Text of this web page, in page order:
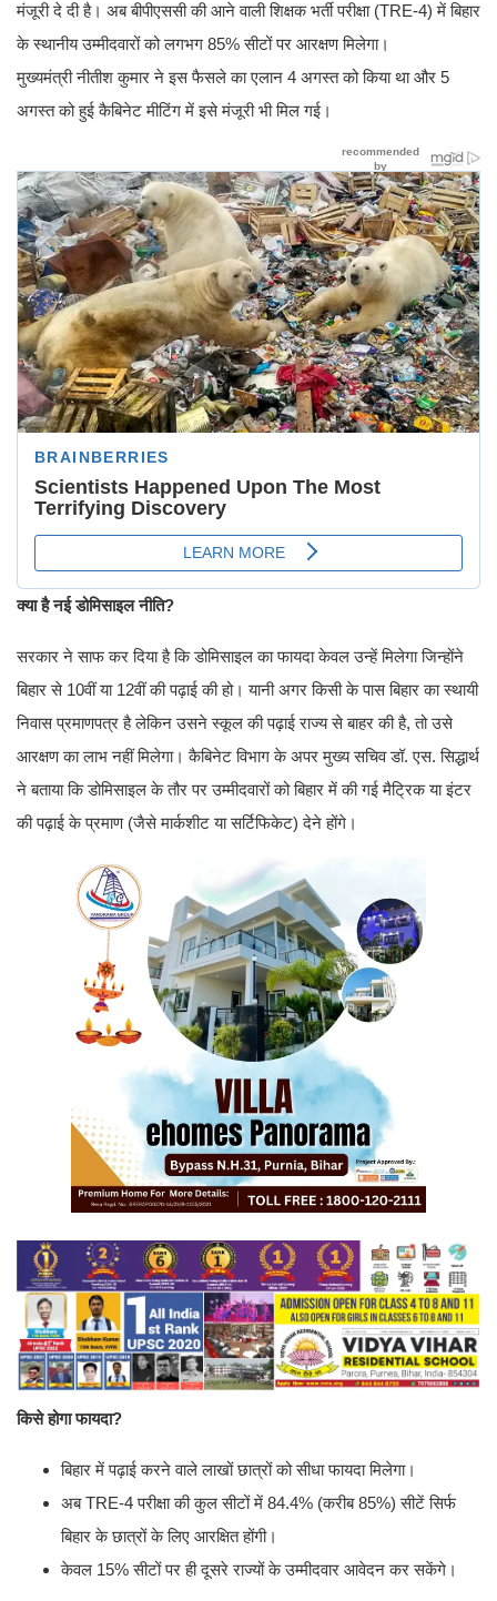
मंजूरी दे दी है। अब बीपीएससी की आने वाली शिक्षक भर्ती परीक्षा (TRE-4) में बिहार
के स्थानीय उम्मीदवारों को लगभग 85% सीटों पर आरक्षण मिलेगा।
मुख्यमंत्री नीतीश कुमार ने इस फैसले का एलान 4 अगस्त को किया था और 5
अगस्त को हुई कैबिनेट मीटिंग में इसे मंजूरी भी मिल गई।
क्या है नई डोमिसाइल नीति?
सरकार ने साफ कर दिया है कि डोमिसाइल का फायदा केवल उन्हें मिलेगा जिन्होंने
बिहार से 10वीं या 12वीं की पढ़ाई की हो। यानी अगर किसी के पास बिहार का स्थायी
निवास प्रमाणपत्र है लेकिन उसने स्कूल की पढ़ाई राज्य से बाहर की है, तो उसे
आरक्षण का लाभ नहीं मिलेगा। कैबिनेट विभाग के अपर मुख्य सचिव डॉ. एस. सिद्धार्थ
ने बताया कि डोमिसाइल के तौर पर उम्मीदवारों को बिहार में की गई मैट्रिक या इंटर
की पढ़ाई के प्रमाण (जैसे मार्कशीट या सर्टिफिकेट) देने होंगे।
किसे होगा फायदा?
बिहार में पढ़ाई करने वाले लाखों छात्रों को सीधा फायदा मिलेगा।
अब TRE-4 परीक्षा की कुल सीटों में 84.4% (करीब 85%) सीटें सिर्फ
बिहार के छात्रों के लिए आरक्षित होंगी।
केवल 15% सीटों पर ही दूसरे राज्यों के उम्मीदवार आवेदन कर सकेंगे।